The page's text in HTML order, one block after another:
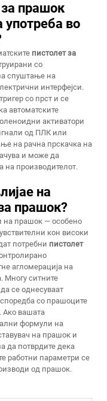
прашок
во
пистолет за
со
спуштање на
интерфејси.
со прст и се
автоматските
активатори
од ПЛК или
на рачна прскачка на
и може да
на производителот.
на
прашок?
на прашок — особено
кон високи
потребни пистолет
агломерација на
Многу ситните
се однесуваат
со прашоците
Ако вашата
формули на
на прашок и
да потврдите дека
работни параметри се
од прашок.